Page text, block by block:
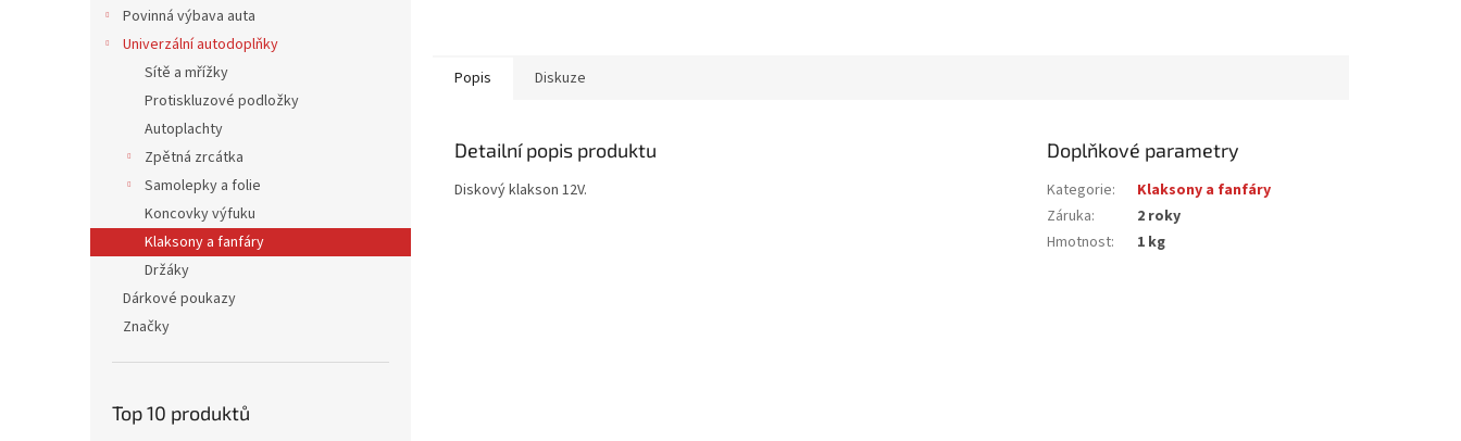
Povinná výbava auta
Univerzální autodoplňky
Sítě a mřížky
Protiskluzové podložky
Autoplachty
Zpětná zrcátka
Samolepky a folie
Koncovky výfuku
Klaksony a fanfáry
Držáky
Dárkové poukazy
Značky
Top 10 produktů
Popis Diskuze
Detailní popis produktu
Diskový klakson 12V.
Doplňkové parametry
Kategorie:
Klaksony a fanfáry
Záruka:
2 roky
Hmotnost: 1 kg